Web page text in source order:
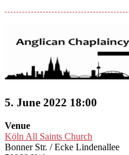
5. June 2022 18:00
Venue
Köln All Saints Church
Bonner Str. / Ecke Lindenallee